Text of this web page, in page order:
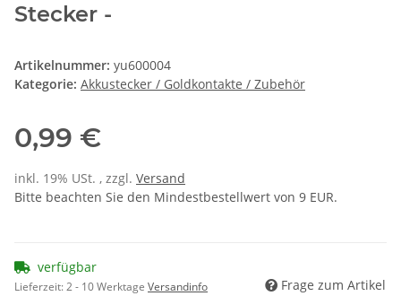
Stecker -
Artikelnummer: yu600004
Kategorie: Akkustecker / Goldkontakte / Zubehör
0,99 €
inkl. 19% USt. , zzgl. Versand
Bitte beachten Sie den Mindestbestellwert von 9 EUR.
verfügbar
Lieferzeit:2 - 10 Werktage Versandinfo Frage zum Artikel